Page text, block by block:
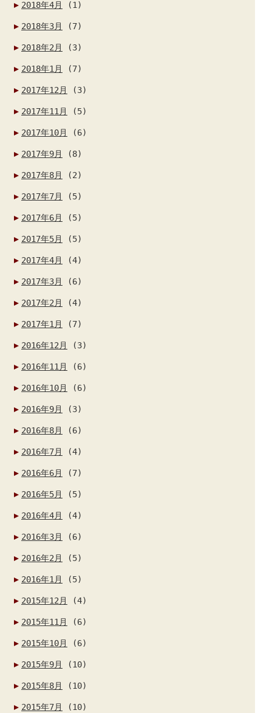
2018年4月 (1)
2018年3月 (7)
2018年2月 (3)
2018年1月 (7)
2017年12月 (3)
2017年11月 (5)
2017年10月 (6)
2017年9月 (8)
2017年8月 (2)
2017年7月 (5)
2017年6月 (5)
2017年5月 (5)
2017年4月 (4)
2017年3月 (6)
2017年2月 (4)
2017年1月 (7)
2016年12月 (3)
2016年11月 (6)
2016年10月 (6)
2016年9月 (3)
2016年8月 (6)
2016年7月 (4)
2016年6月 (7)
2016年5月 (5)
2016年4月 (4)
2016年3月 (6)
2016年2月 (5)
2016年1月 (5)
2015年12月 (4)
2015年11月 (6)
2015年10月 (6)
2015年9月 (10)
2015年8月 (10)
2015年7月 (10)